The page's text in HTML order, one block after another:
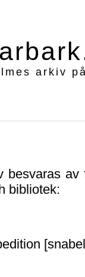
arkiv
besvaras av
bibliotek: